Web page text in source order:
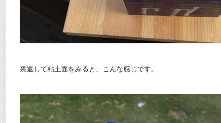
裏返して粘土面をみると、こんな感じです。